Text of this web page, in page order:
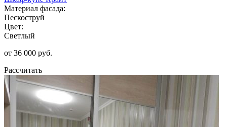
Материал фасада:
Пескоструй
Цвет:
Светлый
от 36 000 руб.
Рассчитать